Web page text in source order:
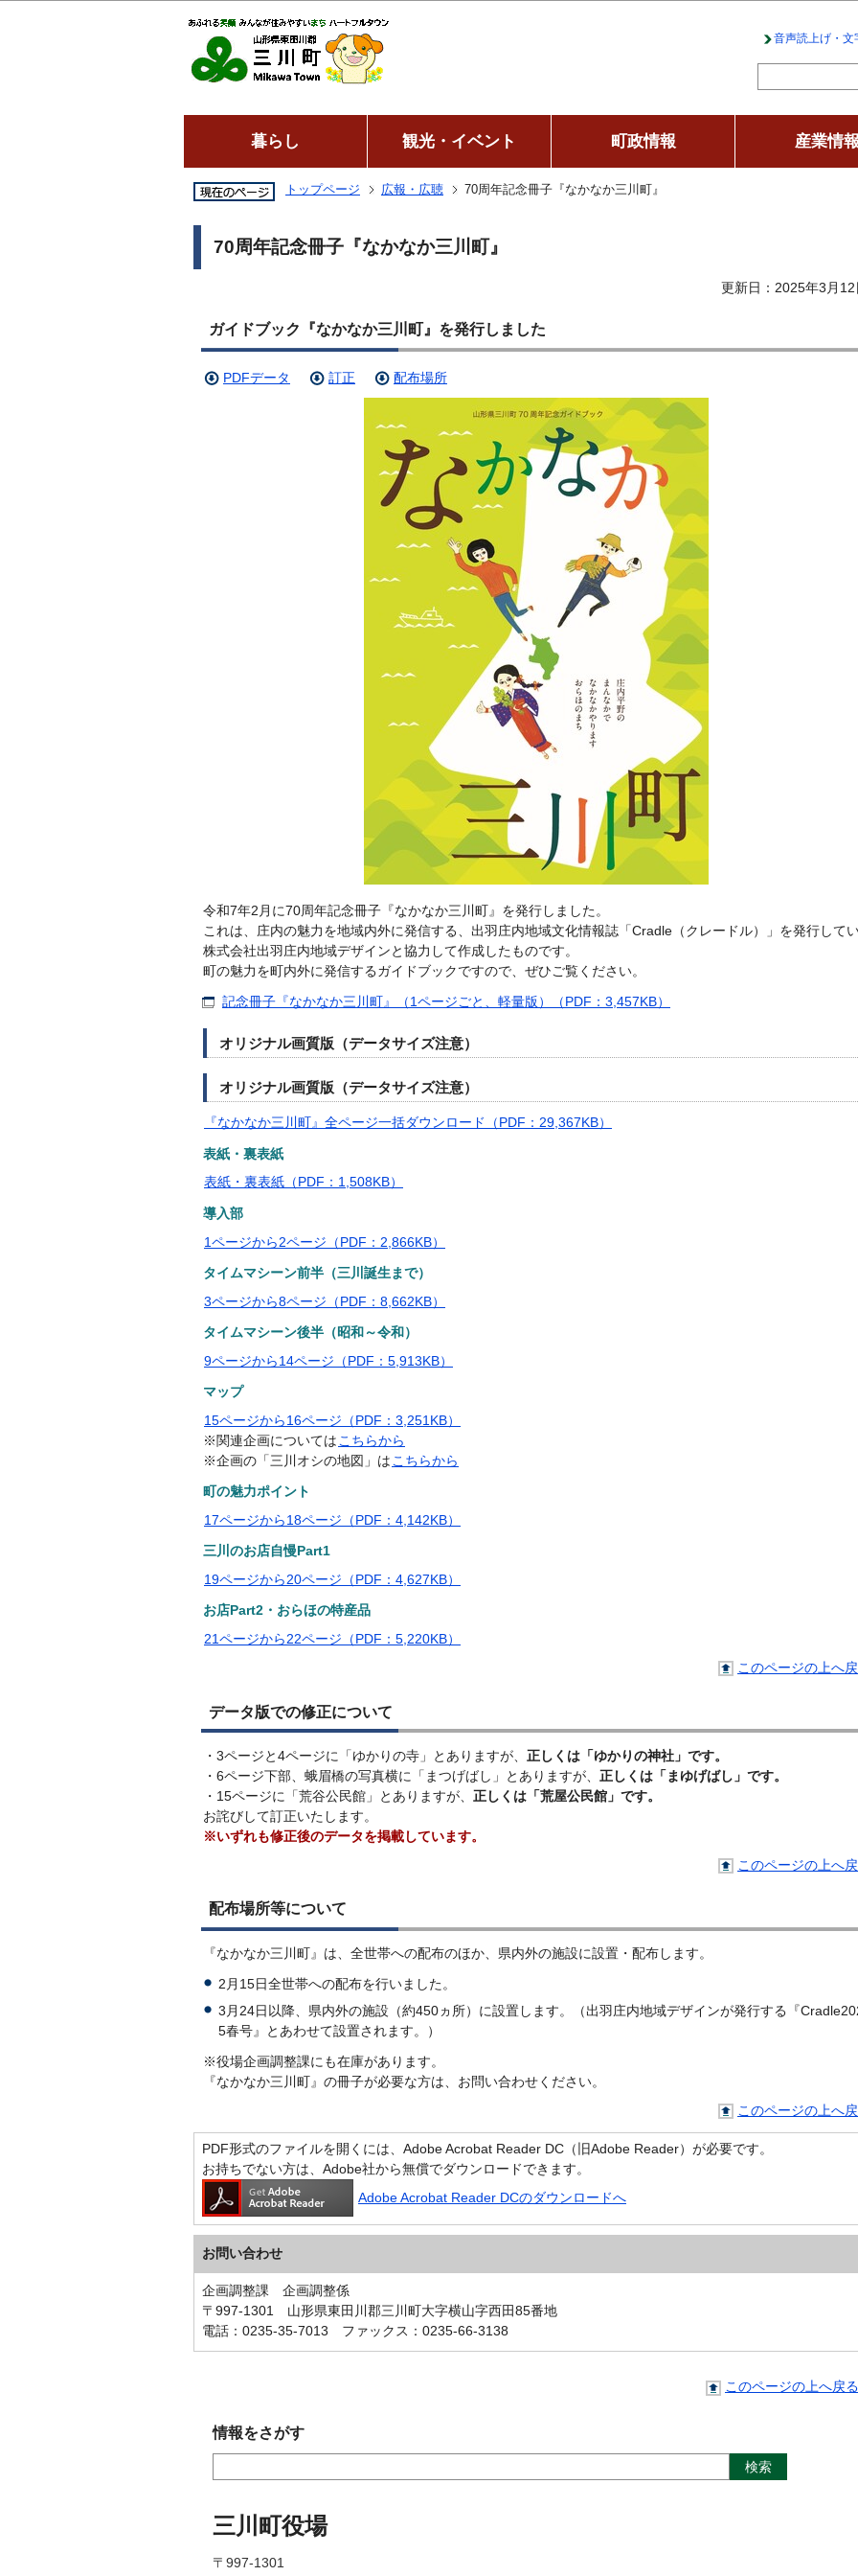
音声読上げ・文
暮らし 観光・イベント 町政情報 産業情
トップページ 広報・広聴 70周年記念冊子『なかなか三川町』
70周年記念冊子『なかなか三川町』
更新日：2025年3月12
ガイドブック『なかなか三川町』を発行しました
PDFデータ 訂正 配布場所
令和7年2月に70周年記念冊子『なかなか三川町』を発行しました。
これは、庄内の魅力を地域内外に発信する、出羽庄内地域文化情報誌「Cradle（クレードル）」を発行して
株式会社出羽庄内地域デザインと協力して作成したものです。
町の魅力を町内外に発信するガイドブックですので、ぜひご覧ください。
記念冊子『なかなか三川町』（1ページごと、軽量版）（PDF：3,457KB）
オリジナル画質版（データサイズ注意）
オリジナル画質版（データサイズ注意）
『なかなか三川町』全ページ一括ダウンロード（PDF：29,367KB）
表紙・裏表紙
表紙・裏表紙（PDF：1,508KB）
導入部
1ページから2ページ（PDF：2,866KB）
タイムマシーン前半（三川誕生まで）
3ページから8ページ（PDF：8,662KB）
タイムマシーン後半（昭和～令和）
9ページから14ページ（PDF：5,913KB）
マップ
15ページから16ページ（PDF：3,251KB）
※関連企画については こちらから
※企画の「三川オシの地図」は こちらから
町の魅力ポイント
17ページから18ページ（PDF：4,142KB）
三川のお店自慢Part1
19ページから20ページ（PDF：4,627KB）
お店Part2・おらほの特産品
21ページから22ページ（PDF：5,220KB）
このページの上へ
データ版での修正について
・3ページと4ページに「ゆかりの寺」とありますが、 正しくは「ゆかりの神社」です。
・6ページ下部、蛾眉橋の写真横に「まつげばし」とありますが、 正しくは「まゆげばし」です。
・15ページに「荒谷公民館」とありますが、 正しくは「荒屋公民館」です。
お詫びして訂正いたします。
※いずれも修正後のデータを掲載しています。
このページの上へ
配布場所等について
『なかなか三川町』は、全世帯への配布のほか、県内外の施設に設置・配布します。
2月15日全世帯への配布を行いました。
3月24日以降、県内外の施設（約450ヵ所）に設置します。（出羽庄内地域デザインが発行する『
5春号』とあわせて設置されます。）
※役場企画調整課にも在庫があります。
『なかなか三川町』の冊子が必要な方は、お問い合わせください。
このページの上へ
PDF形式のファイルを開くには、Adobe Acrobat Reader DC（旧Adobe Reader）が必要です。
お持ちでない方は、Adobe社から無償でダウンロードできます。
Adobe Acrobat Reader DCのダウンロードへ
お問い合わせ
企画調整課 企画調整係
〒997-1301 山形県東田川郡三川町大字横山字西田85番地
電話：0235-35-7013 ファックス：0235-66-3138
このページの上へ戻る
情報をさがす
三川町役場
〒997-1301